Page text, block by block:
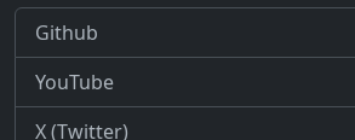
Github
YouTube
X (Twitter)